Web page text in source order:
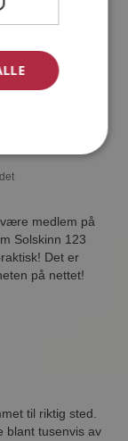
andre single
og se
interessant.
medlem på
Solskinn 123
Det er
på nettet!
til riktig sted.
blant tusenvis av